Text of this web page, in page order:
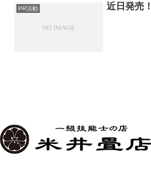
PR活動 近日発売！